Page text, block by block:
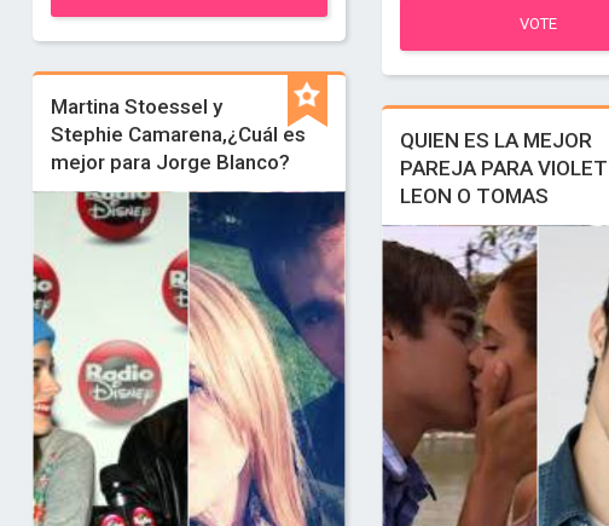
Martina Stoessel y
Stephie Camarena,¿Cuál es
mejor para Jorge Blanco?
VOTE
QUIEN ES LA MEJOR
PAREJA PARA
LEON O TOMAS